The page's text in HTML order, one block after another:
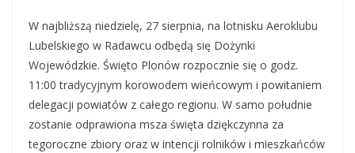
W najbliższą niedzielę, 27 sierpnia, na lotnisku Aeroklubu
Lubelskiego w Radawcu odbędą się Dożynki
Wojewódzkie. Święto Plonów rozpocznie się o godz.
11:00 tradycyjnym korowodem wieńcowym i powitaniem
delegacji powiatów z całego regionu. W samo południe
zostanie odprawiona msza święta dziękczynna za
tegoroczne zbiory oraz w intencji rolników i mieszkańców